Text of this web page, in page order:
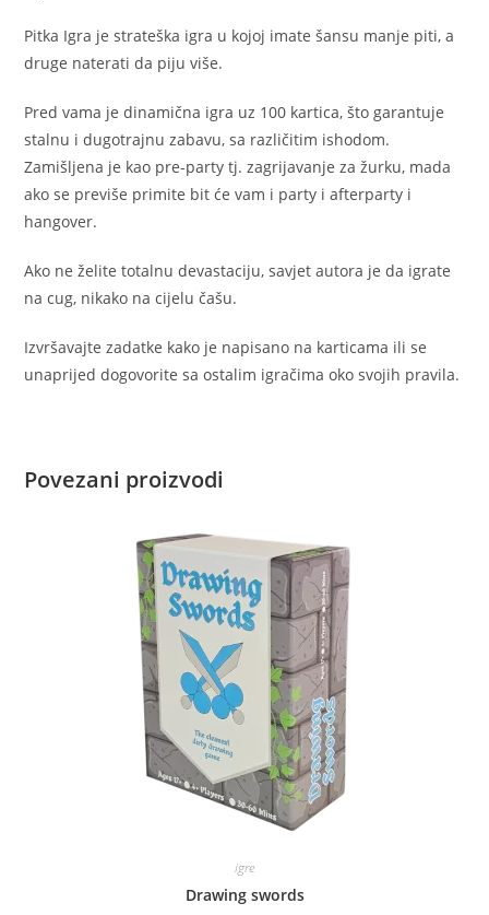
Pitka Igra je strateška igra u kojoj imate šansu manje piti, a
druge naterati da piju više.
Pred vama je dinamična igra uz 100 kartica, što garantuje
stalnu i dugotrajnu zabavu, sa različitim ishodom.
Zamišljena je kao pre-party tj. zagrijavanje za žurku, mada
ako se previše primite bit će vam i party i afterparty i
hangover.
Ako ne želite totalnu devastaciju, savjet autora je da igrate
na cug, nikako na cijelu čašu.
Izvršavajte zadatke kako je napisano na karticama ili se
unaprijed dogovorite sa ostalim igračima oko svojih pravila.
Povezani proizvodi
igre
Drawing swords